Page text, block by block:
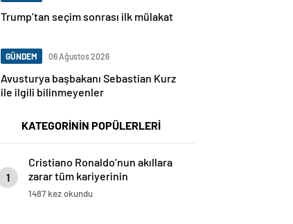
Trump’tan seçim sonrası ilk mülakat
GÜNDEM 06 Ağustos 2026
Avusturya başbakanı Sebastian Kurz
ile ilgili bilinmeyenler
KATEGORİNİN POPÜLERLERİ
1
Cristiano Ronaldo’nun akıllara
zarar tüm kariyerinin
istatistiğini çıkardık !
1487 kez okundu